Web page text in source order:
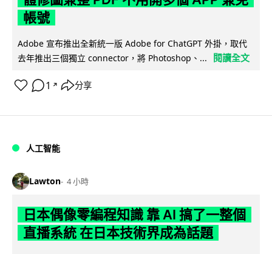
帳號
Adobe 宣布推出全新統一版 Adobe for ChatGPT 外掛，取代
去年推出三個獨立 connector，將 Photoshop、...
閱讀全文
1 ↗ 分享
人工智能
Lawton 4 小時
日本偶像零編程知識 靠 AI 搞了一整個
直播系統 在日本技術界成為話題